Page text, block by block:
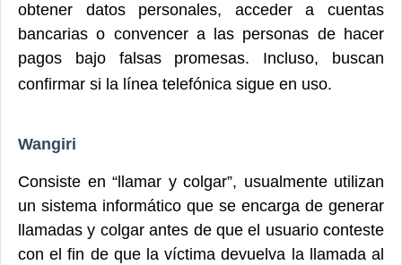
obtener datos personales, acceder a cuentas
bancarias o convencer a las personas de hacer
pagos bajo falsas promesas. Incluso, buscan
confirmar si la línea telefónica sigue en uso.
Wangiri
Consiste en “llamar y colgar”, usualmente utilizan
un sistema informático que se encarga de generar
llamadas y colgar antes de que el usuario conteste
con el fin de que la víctima devuelva la llamada al